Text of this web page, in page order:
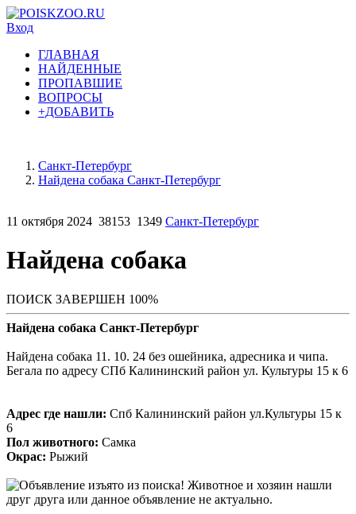
Вход
ГЛАВНАЯ
НАЙДЕННЫЕ
ПРОПАВШИЕ
ВОПРОСЫ
+ДОБАВИТЬ
Санкт-Петербург
Найдена собака Санкт-Петербург
11 октября 2024 38153 1349 Санкт-Петербург
Найдена собака
ПОИСК ЗАВЕРШЕН 100%
Найдена собака Санкт-Петербург
Найдена собака 11. 10. 24 без ошейника, адресника и чипа.
Бегала по адресу СПб Калининский район ул. Культуры 15 к 6
Адрес где нашли: Спб Калининский район ул.Культуры 15 к
6
Пол животного: Самка
Окрас: Рыжий